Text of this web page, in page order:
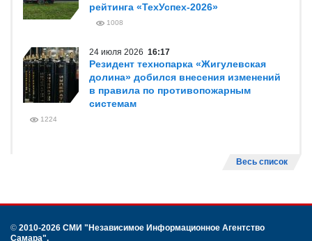
рейтинга «ТехУспех-2026»
1008
24 июля 2026 16:17
Резидент технопарка «Жигулевская
долина» добился внесения изменений
в правила по противопожарным
системам
1224
Весь список
© 2010-2026 СМИ "Независимое Информационное Агентство
Самара".